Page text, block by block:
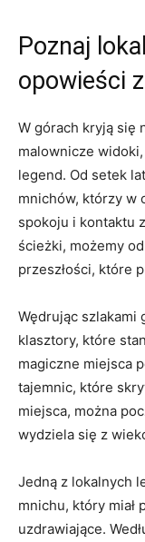
Poznaj
opowieści
W górach kryją się
malownicze
legend. ‌Od setek
mnichów, którzy w
spokoju i kontaktu
ścieżki, możemy
przeszłości, które‍
Wędrując szlakami
klasztory, które
magiczne miejsca
tajemnic, które
miejsca, można
wydziela⁣ się ‌z
Jedną z lokalnych
⁤mnichu, który miał
uzdrawiające.